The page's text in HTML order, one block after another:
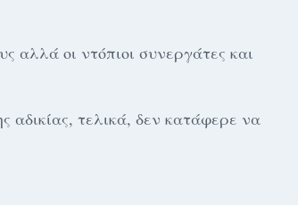
αλλά οι ντόπιοι συνεργάτες και
αδικίας, τελικά, δεν κατάφερε να